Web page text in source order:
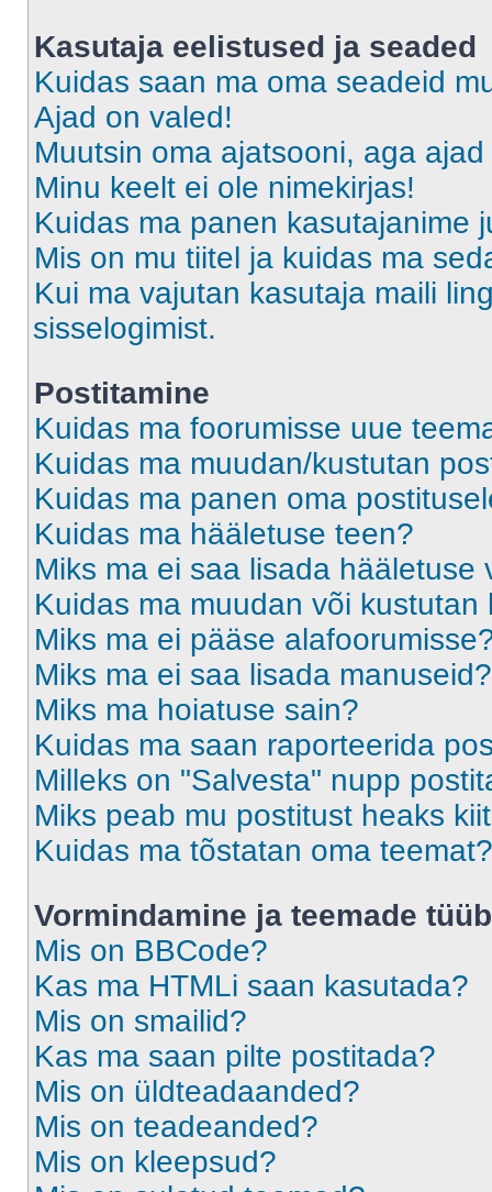
Kasutaja eelistused ja seaded
Kuidas saan ma oma seadeid
Ajad on valed!
Muutsin oma ajatsooni, aga
Minu keelt ei ole nimekirjas!
Kuidas ma panen kasutajanime
Mis on mu tiitel ja kuidas ma
Kui ma vajutan kasutaja maili
sisselogimist.
Postitamine
Kuidas ma foorumisse uue
Kuidas ma muudan/kustutan
Kuidas ma panen oma
Kuidas ma hääletuse teen?
Miks ma ei saa lisada hääletuse
Kuidas ma muudan või kustutan
Miks ma ei pääse
Miks ma ei saa lisada manuseid?
Miks ma hoiatuse sain?
Kuidas ma saan raporteerida
Milleks on "Salvesta" nupp
Miks peab mu postitust heaks
Kuidas ma tõstatan oma teemat?
Vormindamine ja teemade
Mis on BBCode?
Kas ma HTMLi saan kasutada?
Mis on smailid?
Kas ma saan pilte postitada?
Mis on üldteadaanded?
Mis on teadeanded?
Mis on kleepsud?